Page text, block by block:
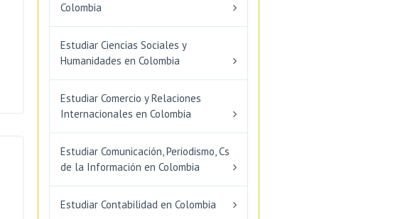
Colombia
Estudiar Ciencias Sociales y
Humanidades en Colombia
Estudiar Comercio y Relaciones
Internacionales en Colombia
Estudiar Comunicación, Periodismo, Cs
de la Información en Colombia
Estudiar Contabilidad en Colombia